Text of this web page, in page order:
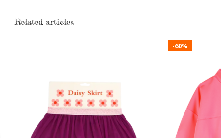
Related articles
-60%